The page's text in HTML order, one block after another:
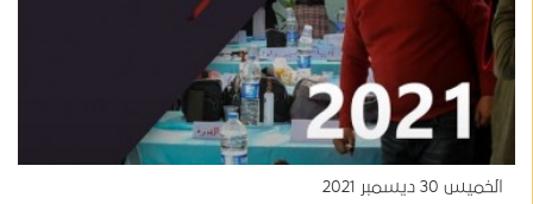
الخميس 30 ديسمبر 2021